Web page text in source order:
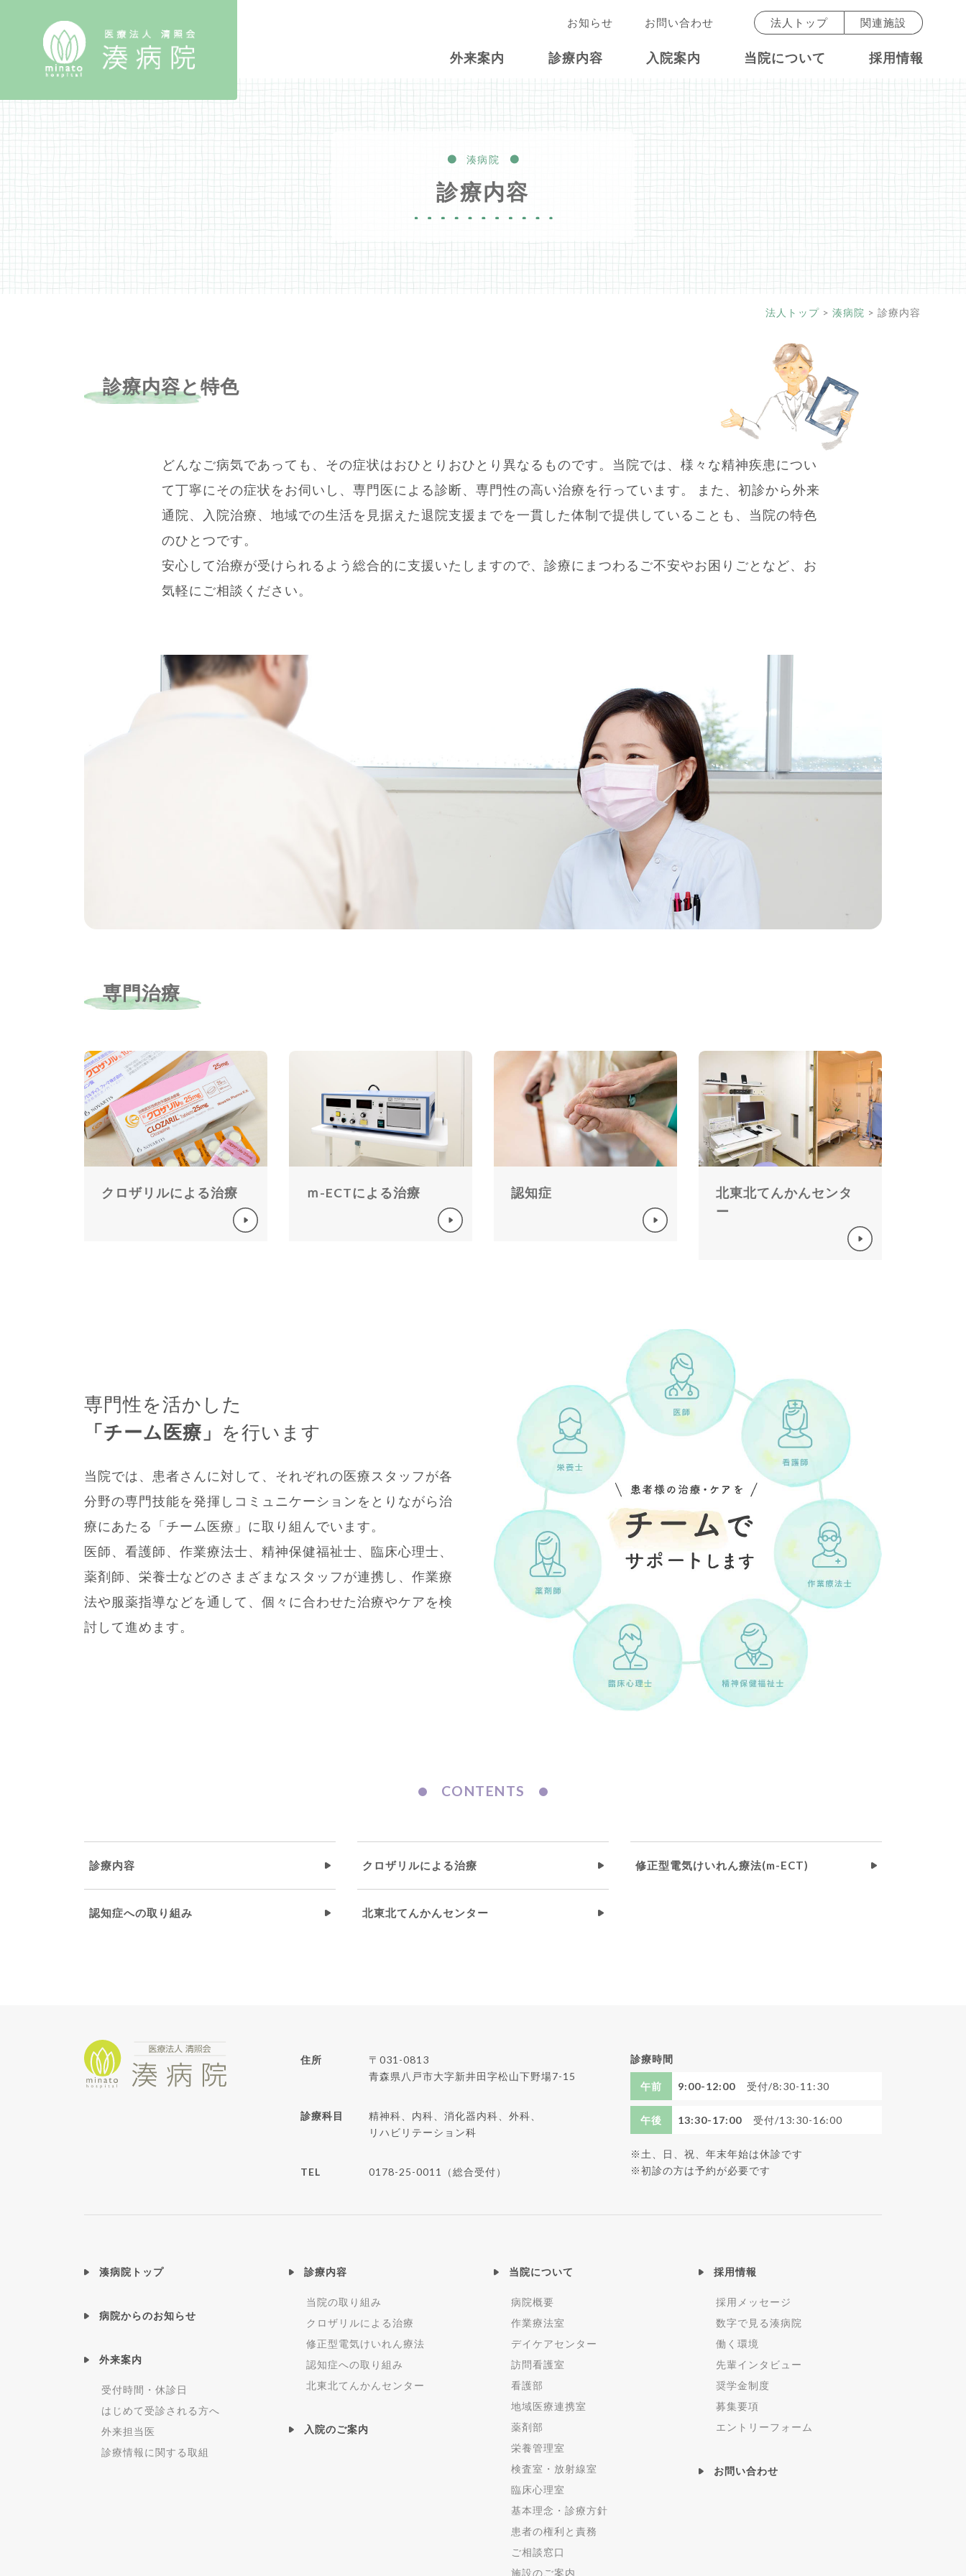
お知らせ お問い合わせ 法人トップ 関連施設
外来案内 診療内容 入院案内 当院について 採用情報
湊病院
診療内容
法人トップ > 湊病院 > 診療内容
診療内容と特色
どんなご病気であっても、その症状はおひとりおひとり異なるものです。当院では、様々な精神疾患につい
て丁寧にその症状をお伺いし、専門医による診断、専門性の高い治療を行っています。 また、初診から外来
通院、入院治療、地域での生活を見据えた退院支援までを一貫した体制で提供していることも、当院の特色
のひとつです。
安心して治療が受けられるよう総合的に支援いたしますので、診療にまつわるご不安やお困りごとなど、お
気軽にご相談ください。
専門治療
クロザリルによる治療 ｍ-ECTによる治療 認知症
北東北てんかんセンタ
ー
専門性を活かした
「チーム医療」 を行います
当院では、患者さんに対して、それぞれの医療スタッフが各
分野の専門技能を発揮しコミュニケーションをとりながら治
療にあたる「チーム医療」に取り組んでいます。
医師、看護師、作業療法士、精神保健福祉士、臨床心理士、
薬剤師、栄養士などのさまざまなスタッフが連携し、作業療
法や服薬指導などを通して、個々に合わせた治療やケアを検
討して進めます。
CONTENTS
診療内容 クロザリルによる治療 修正型電気けいれん療法(m-ECT)
認知症への取り組み 北東北てんかんセンター
住所
〒031-0813
青森県八戸市大字新井田字松山下野場7-15
診療科目
精神科、内科、消化器内科、外科、
リハビリテーション科
TEL 0178-25-0011（総合受付）
診療時間
午前 9:00-12:00 受付/8:30-11:30
午後 13:30-17:00 受付/13:30-16:00
※土、日、祝、年末年始は休診です
※初診の方は予約が必要です
湊病院トップ
病院からのお知らせ
外来案内
受付時間・休診日
はじめて受診される方へ
外来担当医
診療情報に関する取組
診療内容
当院の取り組み
クロザリルによる治療
修正型電気けいれん療法
認知症への取り組み
北東北てんかんセンター
入院のご案内
当院について
病院概要
作業療法室
デイケアセンター
訪問看護室
看護部
地域医療連携室
薬剤部
栄養管理室
検査室・放射線室
臨床心理室
基本理念・診療方針
患者の権利と責務
ご相談窓口
施設のご案内
採用情報
採用メッセージ
数字で見る湊病院
働く環境
先輩インタビュー
奨学金制度
募集要項
エントリーフォーム
お問い合わせ